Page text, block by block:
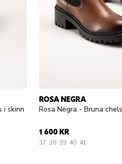
i skinn
ROSA NEGRA
Rosa Negra - Bruna
1 600 KR
37 38 39 40 41